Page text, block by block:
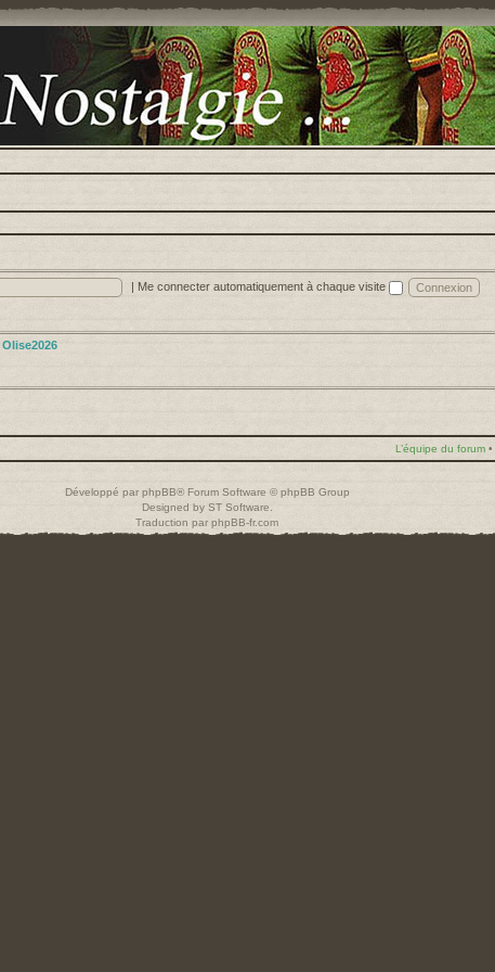
| Me connecter automatiquement à chaque visite
Olise2026
L’équipe du forum •
Développé par phpBB® Forum Software © phpBB Group
Designed by ST Software
Traduction par phpBB-fr.com